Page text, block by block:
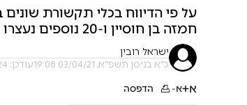
על פי הדיווח בכלי תקשורת
חמזה בן חוסיין ו-20 נוספים נעצרו בחשד לניסיון הפיכה | בירדן מכחישים
ישראל רובין
כ"א בניסן תשפ"א, 03/04/21 19:08 עודכן: 29/12/24 01:03
א+א- הדפסה